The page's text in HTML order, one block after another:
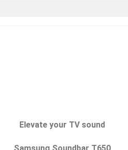
Elevate your TV sound